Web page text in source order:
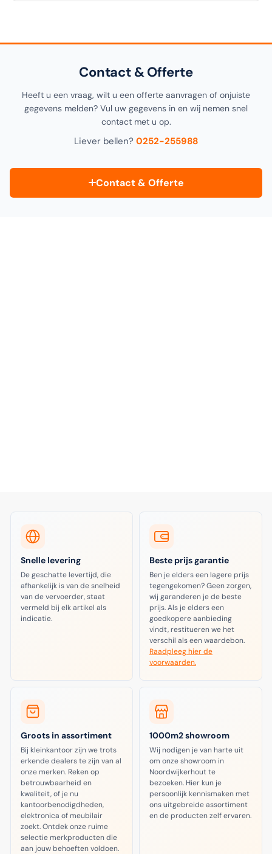
Contact & Offerte
Heeft u een vraag, wilt u een offerte aanvragen of onjuiste
gegevens melden? Vul uw gegevens in en wij nemen snel
contact met u op.
Liever bellen? 0252-255988
Contact & Offerte
Snelle levering
De geschatte levertijd, die
afhankelijk is van de snelheid
van de vervoerder, staat
vermeld bij elk artikel als
indicatie.
Beste prijs garantie
Ben je elders een lagere prijs
tegengekomen? Geen zorgen,
wij garanderen je de beste
prijs. Als je elders een
goedkopere aanbieding
vindt, restitueren we het
verschil als een waardebon.
Raadpleeg hier de
voorwaarden.
Groots in assortiment
Bij kleinkantoor zijn we trots
erkende dealers te zijn van al
onze merken. Reken op
betrouwbaarheid en
kwaliteit, of je nu
kantoorbenodigdheden,
elektronica of meubilair
zoekt. Ontdek onze ruime
selectie merkproducten die
aan jouw behoeften voldoen.
1000m2 showroom
Wij nodigen je van harte uit
om onze showroom in
Noordwijkerhout te
bezoeken. Hier kun je
persoonlijk kennismaken met
ons uitgebreide assortiment
en de producten zelf ervaren.